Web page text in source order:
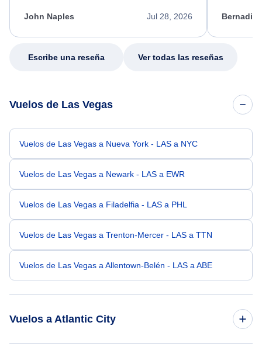
appreciate her excellent service.
Jul 28, 2026
John Naples
my issue.
Escribe una reseña Ver todas las reseñas
Vuelos de Las Vegas
Vuelos de Las Vegas a Nueva York - LAS a NYC
Vuelos de Las Vegas a Newark - LAS a EWR
Vuelos de Las Vegas a Filadelfia - LAS a PHL
Vuelos de Las Vegas a Trenton-Mercer - LAS a TTN
Vuelos de Las Vegas a Allentown-Belén - LAS a ABE
Vuelos a Atlantic City